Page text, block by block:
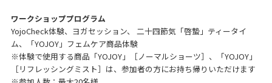
ワークショッププログラム
YojoCheck体験、ヨガセッション、 二十四節気「啓蟄」ティータイ
ム、「YOJOY」フェムケア商品体験
※体験で使用する商品「YOJOY」［ノーマルショーツ］、「YOJOY」
［リフレッシングミスト］は、参加者の方にお持ち帰りいただけます